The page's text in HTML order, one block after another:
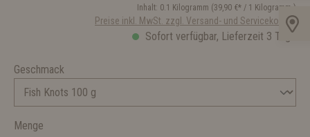
Inhalt: 0.1 Kilogramm (39,90 €* / 1 Kilogramm )
Preise inkl. MwSt. zzgl. Versand- und Servicekosten
Sofort verfügbar, Lieferzeit 3 Tage
Geschmack
Menge